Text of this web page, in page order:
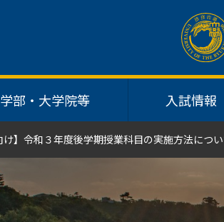
学部・大学院等 入試情報
け】令和３年度後学期授業科目の実施方法につ